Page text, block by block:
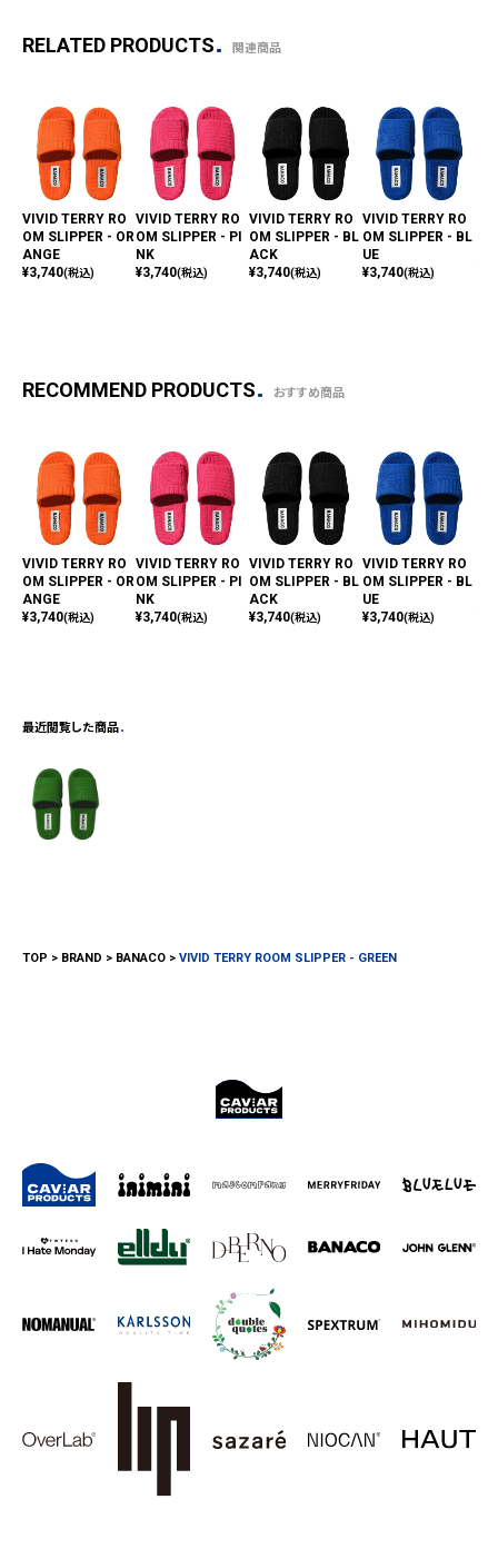
RELATED PRODUCTS 関連商品
VIVID TERRY RO
OM SLIPPER - OR
ANGE
¥3,740(税込)
VIVID TERRY RO
OM SLIPPER - PI
NK
¥3,740(税込)
VIVID TERRY RO
OM SLIPPER - BL
ACK
¥3,740(税込)
VIVID TERRY RO
OM SLIPPER - BL
UE
¥3,740(税込)
RECOMMEND PRODUCTS おすすめ商品
VIVID TERRY RO
OM SLIPPER - OR
ANGE
¥3,740(税込)
VIVID TERRY RO
OM SLIPPER - PI
NK
¥3,740(税込)
VIVID TERRY RO
OM SLIPPER - BL
ACK
¥3,740(税込)
VIVID TERRY RO
OM SLIPPER - BL
UE
¥3,740(税込)
最近閲覧した商品
TOP BRAND BANACO VIVID TERRY ROOM SLIPPER - GREEN